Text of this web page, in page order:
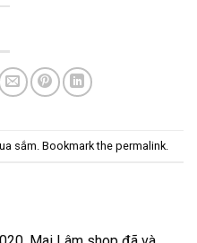
sắm . Bookmark the permalink